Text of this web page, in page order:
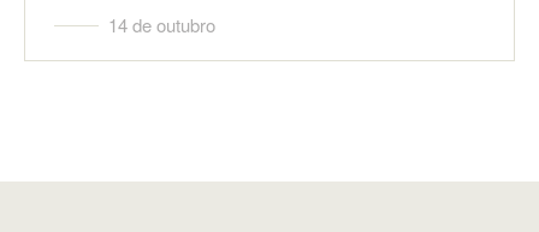
14 de outubro